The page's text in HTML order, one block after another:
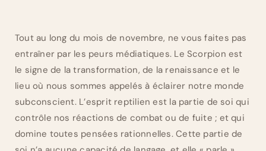
Tout au long du mois de novembre, ne vous faites pas
entraîner par les peurs médiatiques. Le Scorpion est
le signe de la transformation, de la renaissance et le
lieu où nous sommes appelés à éclairer notre monde
subconscient. L’esprit reptilien est la partie de soi qui
contrôle nos réactions de combat ou de fuite ; et qui
domine toutes pensées rationnelles. Cette partie de